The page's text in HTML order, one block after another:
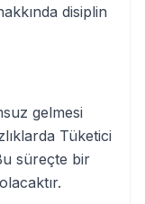
disiplin
gelmesi
Tüketici
süreçte bir